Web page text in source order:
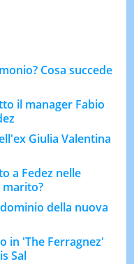
Cosa succede
il manager Fabio
Giulia Valentina
a Fedez nelle
della nuova
in 'The Ferragnez'
Sal